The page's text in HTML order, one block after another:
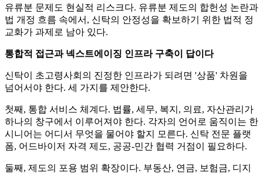
유류분 문제도 현실적 리스크다. 유류분 제도의 합헌성 논란과
법 개정 흐름 속에서, 신탁의 안정성을 확보하기 위한 법적 정
교화가 과제로 남아 있다.
통합적 접근과 넥스트에이징 인프라 구축이 답이다
신탁이 초고령사회의 진정한 인프라가 되려면 '상품' 차원을
넘어서야 한다. 세 가지를 제안한다.
첫째, 통합 서비스 체계다. 법률, 세무, 복지, 의료, 자산관리가
하나의 창구에서 이루어져야 한다. 각자의 언어로 움직이는 한
시니어는 어디서 무엇을 물어야 할지 모른다. 신탁 전문 플랫
폼, 어드바이저 자격 제도, 공공-민간 협력 거점이 필요하다.
둘째, 제도의 포용 범위 확장이다. 부동산, 연금, 보험금, 디지